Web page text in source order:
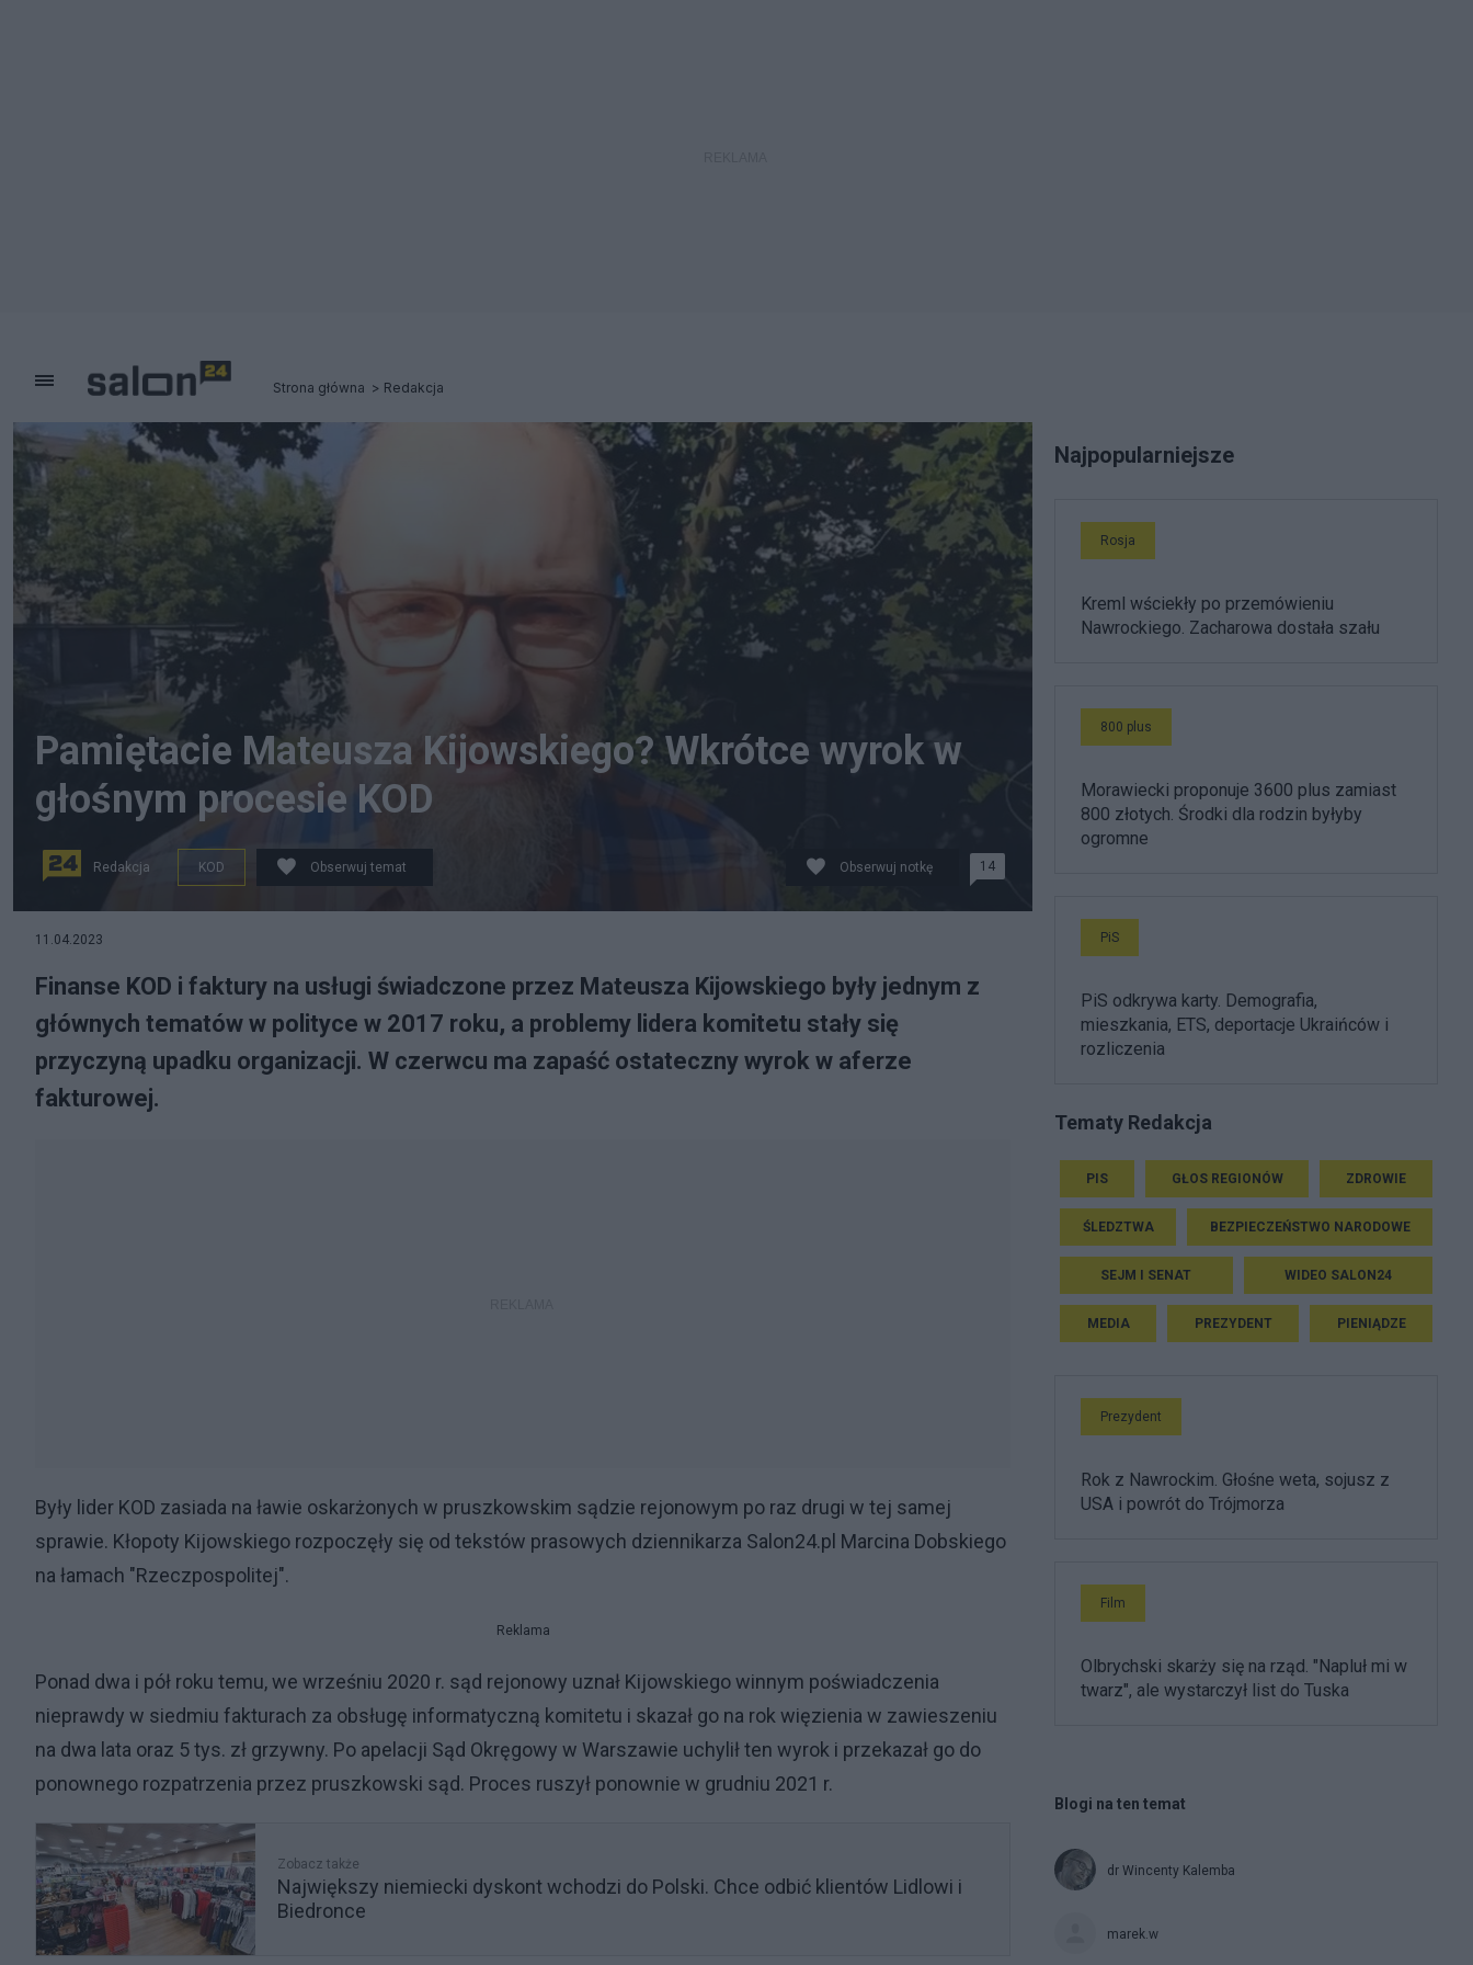
Strona główna Redakcja
Pamiętacie Mateusza Kijowskiego? Wkrótce wyrok w
głośnym procesie KOD
Redakcja KOD Obserwuj temat Obserwuj notkę 14
11.04.2023
Finanse KOD i faktury na usługi świadczone przez Mateusza Kijowskiego były jednym z
głównych tematów w polityce w 2017 roku, a problemy lidera komitetu stały się
przyczyną upadku organizacji. W czerwcu ma zapaść ostateczny wyrok w aferze
fakturowej.
Były lider KOD zasiada na ławie oskarżonych w pruszkowskim sądzie rejonowym po raz drugi w tej samej
sprawie. Kłopoty Kijowskiego rozpoczęły się od tekstów prasowych dziennikarza Salon24.pl Marcina Dobskiego
na łamach "Rzeczpospolitej".
Reklama
Ponad dwa i pół roku temu, we wrześniu 2020 r. sąd rejonowy uznał Kijowskiego winnym poświadczenia
nieprawdy w siedmiu fakturach za obsługę informatyczną komitetu i skazał go na rok więzienia w zawieszeniu
na dwa lata oraz 5 tys. zł grzywny. Po apelacji Sąd Okręgowy w Warszawie uchylił ten wyrok i przekazał go do
ponownego rozpatrzenia przez pruszkowski sąd. Proces ruszył ponownie w grudniu 2021 r.
Zobacz także
Największy niemiecki dyskont wchodzi do Polski. Chce odbić klientów Lidlowi i
Biedronce
Najpopularniejsze
Rosja
Kreml wściekły po przemówieniu
Nawrockiego. Zacharowa dostała szału
800 plus
Morawiecki proponuje 3600 plus zamiast
800 złotych. Środki dla rodzin byłyby
ogromne
PiS
PiS odkrywa karty. Demografia,
mieszkania, ETS, deportacje Ukraińców i
rozliczenia
Tematy Redakcja
PIS GŁOS REGIONÓW ZDROWIE
ŚLEDZTWA BEZPIECZEŃSTWO NARODOWE
SEJM I SENAT WIDEO SALON24
MEDIA PREZYDENT PIENIĄDZE
Prezydent
Rok z Nawrockim. Głośne weta, sojusz z
USA i powrót do Trójmorza
Film
Olbrychski skarży się na rząd. "Napluł mi w
twarz", ale wystarczył list do Tuska
Blogi na ten temat
dr Wincenty Kalemba
marek.w